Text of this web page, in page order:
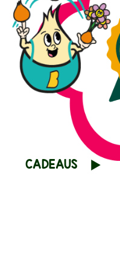
CADEAUS